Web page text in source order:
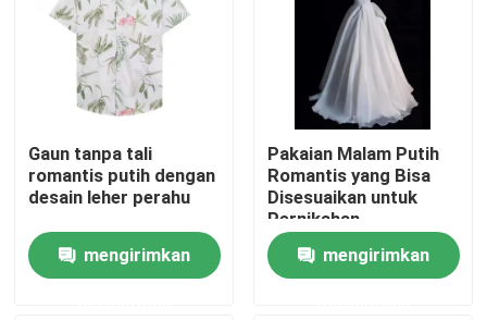
Rumah
Gaun tanpa tali
romantis putih dengan
desain leher perahu
mengirimkan
Pakaian Malam Putih
Romantis yang Bisa
Disesuaikan untuk
Pernikahan
mengirimkan